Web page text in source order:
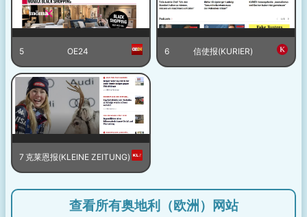
5 OE24 6 信使报(KURIER)
7 克莱恩报(KLEINE ZEITUNG)
查看所有奥地利（欧洲）网站